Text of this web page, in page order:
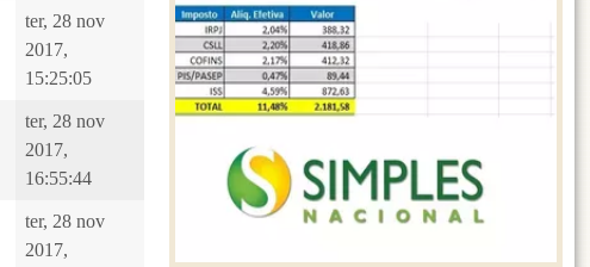
ter, 28 nov
2017,
15:25:05
ter, 28 nov
2017,
16:55:44
ter, 28 nov
2017,